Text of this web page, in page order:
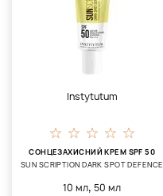
Instytutum
СОНЦЕЗАХИСНИЙ КРЕМ SPF 50
SUN SCRIPTION DARK SPOT DEFENCE
10 мл, 50 мл